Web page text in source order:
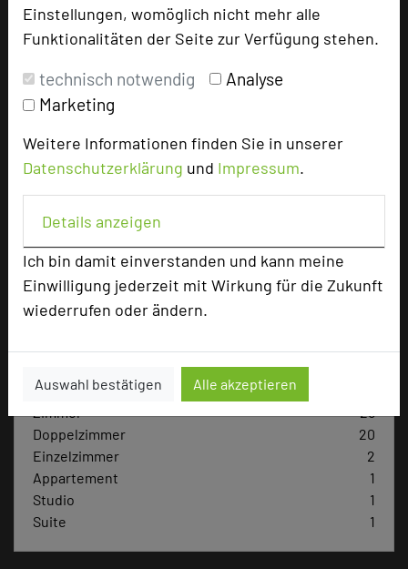
Einstellungen, womöglich nicht mehr alle
Funktionalitäten der Seite zur Verfügung stehen.
technisch notwendig
Analyse
Marketing
Weitere Informationen finden Sie in unserer
Datenschutzerklärung und Impressum.
Details anzeigen
Ich bin damit einverstanden und kann meine
Einwilligung jederzeit mit Wirkung für die Zukunft
wiederrufen oder ändern.
Auswahl bestätigen Alle akzeptieren
Tagungsplaner
Tagungsteilnehmer
Hotel bewerten
Hoteldaten
Max. Tagungskapazität (Personen)
U-Form
Reihenbestuhlung
80
Tagungsräume
Zimmer
25
Doppelzimmer
20
Einzelzimmer
2
Appartement
1
Studio
1
Suite
1